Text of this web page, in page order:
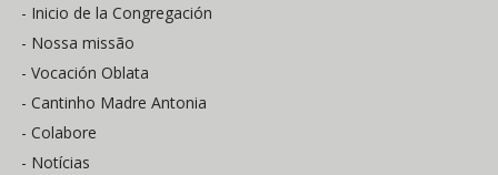
- Inicio de la Congregación
- Nossa missão
- Vocación Oblata
- Cantinho Madre Antonia
- Colabore
- Notícias